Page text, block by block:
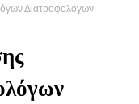
Διατροφολόγων